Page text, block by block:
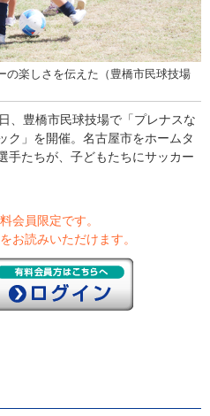
の楽しさを伝えた（豊橋市民球技場
、豊橋市民球技場で「プレナスな
ク」を開催。名古屋市をホームタ
手たちが、子どもたちにサッカー
会員限定です。
お読みいただけます。